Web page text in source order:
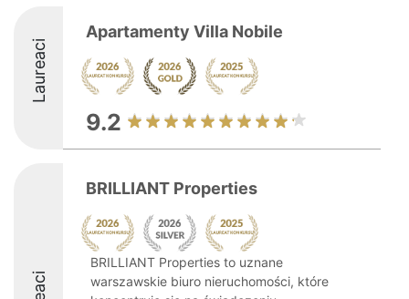
Laureaci
Apartamenty Villa Nobile
9.2
BRILLIANT Properties
BRILLIANT Properties to uznane
warszawskie biuro nieruchomości, które